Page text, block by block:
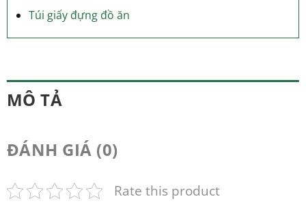
Túi giấy đựng đồ ăn
MÔ TẢ
ĐÁNH GIÁ (0)
Rate this product